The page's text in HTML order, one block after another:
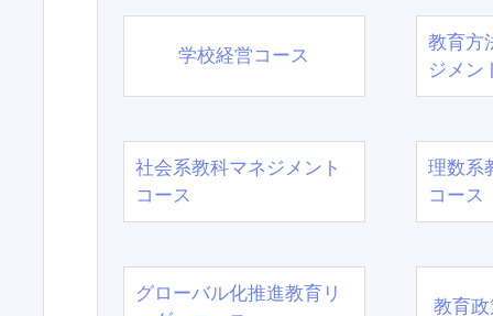
学校経営コース
教育方
ジメン
社会系教科マネジメント
コース
理数系
コース
グローバル化推進教育リ
教育